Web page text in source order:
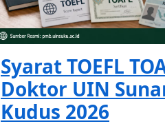
Syarat TOEFL
Doktor UIN
Kudus 2026